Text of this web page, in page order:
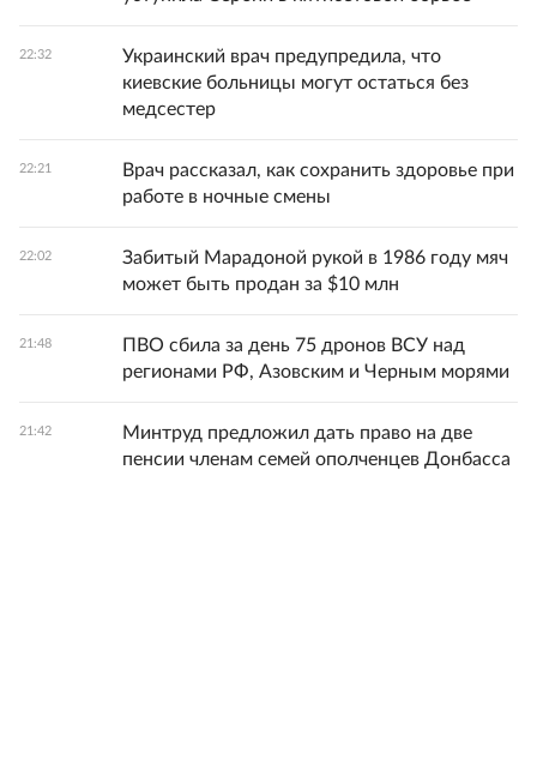
22:32
Украинский врач предупредила, что
киевские больницы могут остаться без
медсестер
22:21
Врач рассказал, как сохранить здоровье при
работе в ночные смены
22:02
Забитый Марадоной рукой в 1986 году мяч
может быть продан за $10 млн
21:48
ПВО сбила за день 75 дронов ВСУ над
регионами РФ, Азовским и Черным морями
21:42
Минтруд предложил дать право на две
пенсии членам семей ополченцев Донбасса